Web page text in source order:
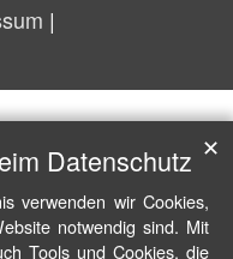
|
Datenschutz
verwenden wir Cookies,
notwendig sind. Mit
Tools und Cookies, die
✕